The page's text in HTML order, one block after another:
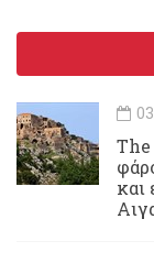
Τhe
και